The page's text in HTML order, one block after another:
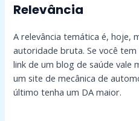
Relevância
A relevância temática é, hoje,
autoridade bruta. Se você
link de um blog de saúde vale
um site de mecânica de
último tenha um DA maior.